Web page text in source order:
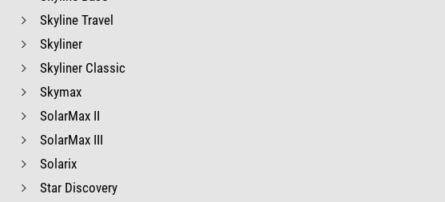
Skyline Travel
Skyliner
Skyliner Classic
Skymax
SolarMax II
SolarMax III
Solarix
Star Discovery